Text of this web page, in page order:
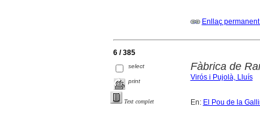
Enllaç
6 / 385
select
print
Text complet
Fàbrica de
Virós i Pujolà, Lluís
En: El Pou de la